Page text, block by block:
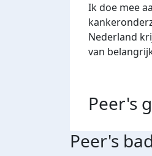
Ik doe mee
Nederland
van
Peer's
Peer's